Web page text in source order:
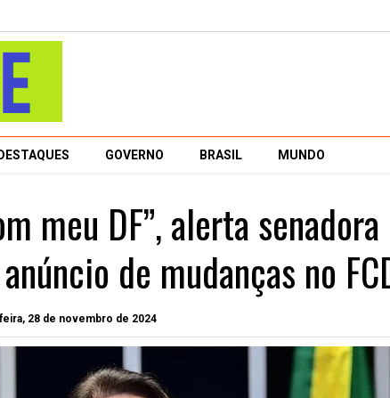
DESTAQUES GOVERNO BRASIL MUNDO
meu DF”, alerta senadora
de mudanças no
28 de novembro de 2024